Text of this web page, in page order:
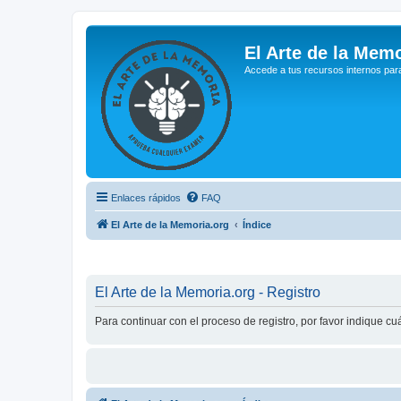
El Arte de la
Accede a tus recursos internos
Enlaces rápidos FAQ
El Arte de la Memoria.org Índice
El Arte de la Memoria.org - Registro
Para continuar con el proceso de registro, por favor indique